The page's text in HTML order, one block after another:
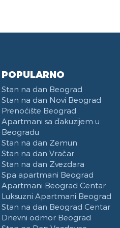
POPULARNO
Stan na dan Beograd
Stan na dan Novi Beograd
Prenoćište Beograd
Apartmani sa đakuzijem u
Beogradu
Stan na dan Zemun
Stan na dan Vračar
Stan na dan Zvezdara
Spa apartmani Beograd
Apartmani Beograd Centar
Luksuzni Apartmani Beograd
Stan na dan Beograd Centar
Dnevni odmor Beograd